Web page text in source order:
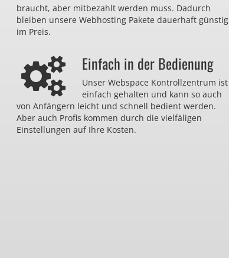
braucht, aber mitbezahlt werden muss. Dadurch
bleiben unsere Webhosting Pakete dauerhaft günstig
im Preis.
Einfach in der Bedienung
Unser Webspace Kontrollzentrum ist
einfach gehalten und kann so auch
von Anfängern leicht und schnell bedient werden.
Aber auch Profis kommen durch die vielfäligen
Einstellungen auf Ihre Kosten.